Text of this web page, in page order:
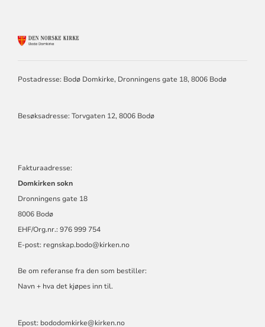
Postadresse: Bodø Domkirke, Dronningens gate 18, 8006 Bodø
Besøksadresse: Torvgaten 12, 8006 Bodø
Fakturaadresse:
Domkirken sokn
Dronningens gate 18
8006 Bodø
EHF/Org.nr.: 976 999 754
E-post: regnskap.bodo@kirken.no
Be om referanse fra den som bestiller:
Navn + hva det kjøpes inn til.
Epost: bododomkirke@kirken.no